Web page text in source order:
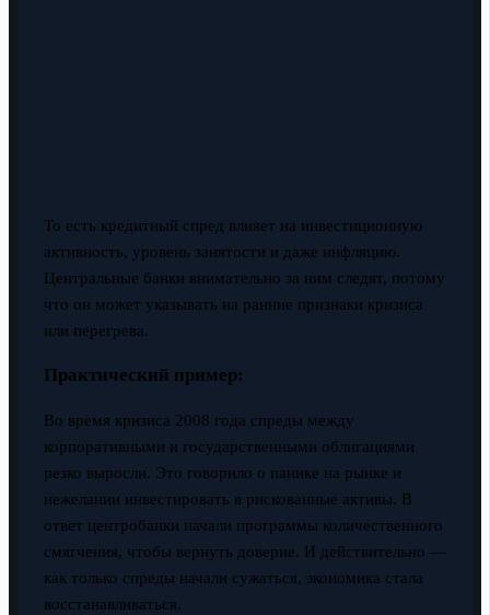
То есть кредитный спред влияет на инвестиционную
активность, уровень занятости и даже инфляцию.
Центральные банки внимательно за ним следят, потому
что он может указывать на ранние признаки кризиса
или перегрева.
Практический пример:
Во время кризиса 2008 года спреды между
корпоративными и государственными облигациями
резко выросли. Это говорило о панике на рынке и
нежелании инвестировать в рискованные активы. В
ответ центробанки начали программы количественного
смягчения, чтобы вернуть доверие. И действительно —
как только спреды начали сужаться, экономика стала
восстанавливаться.